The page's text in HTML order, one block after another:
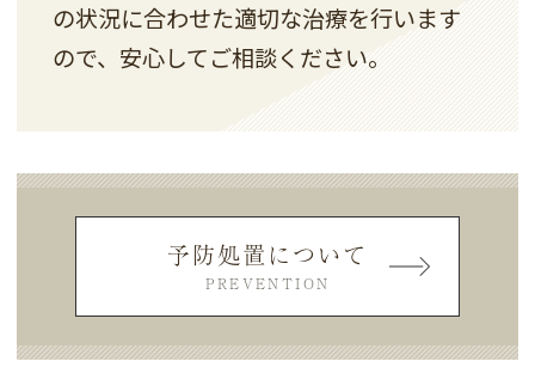
の状況に合わせた適切な治療を行います
ので、安心してご相談ください。
予防処置について
PREVENTION